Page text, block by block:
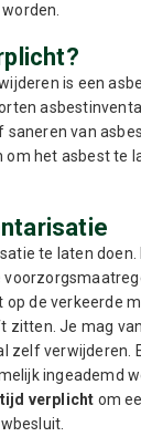
is een
van
om het asbest te
te laten
op de verkeerde
zitten. Je mag
verwijderen.
ingeademd
verplicht om